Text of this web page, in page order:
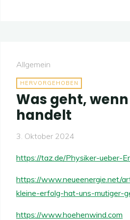
Allgemein
HERVORGEHOBEN
Was geht,
handelt
3. Oktober 2024
https://taz.de/Physiker-ueber-
https://www.neueenergie.net/
kleine-erfolg-hat-uns-mutiger-
https://www.hoehenwind.com